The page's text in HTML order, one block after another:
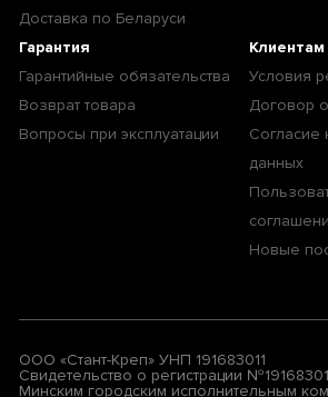
Доставка по Беларуси
Гарантия
Гарантийные обязательства
Возврат товара
Вопросы при эксплуатации
Клиентам
Условия
Договор
Согласие
данных
Новые
ООО «Стант-Креп» УНП 191683011
Свидетельство о регистрации
Минским городским исполнительным